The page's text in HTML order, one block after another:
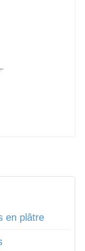
en plâtre